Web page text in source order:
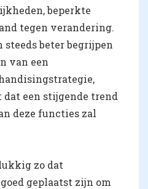
beperkte
tegen verandering.
beter begrijpen
van een
een stijgende trend
deze functies zal
zo dat
geplaatst zijn om